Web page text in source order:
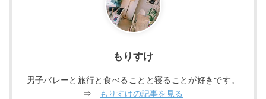
もりすけ
男子バレーと旅行と食べることと寝ることが好きです。
⇒
もりすけの記事を見る